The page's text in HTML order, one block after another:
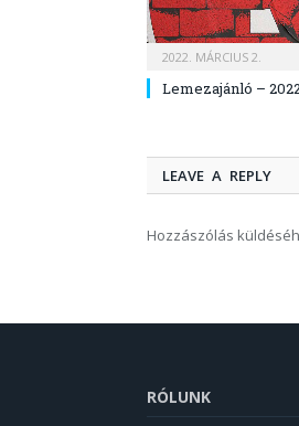
2022. MÁRCIUS 2.
Lemezajánló –
LEAVE A REPLY
Hozzászólás
RÓLUNK